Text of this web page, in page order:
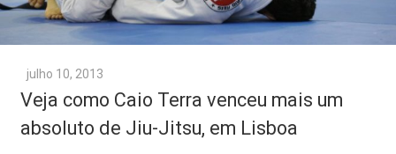
julho 10, 2013
Veja como Caio Terra venceu mais um
absoluto de Jiu-Jitsu, em Lisboa